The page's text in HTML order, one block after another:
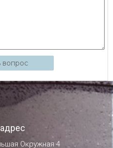
вопрос
Окружная 4